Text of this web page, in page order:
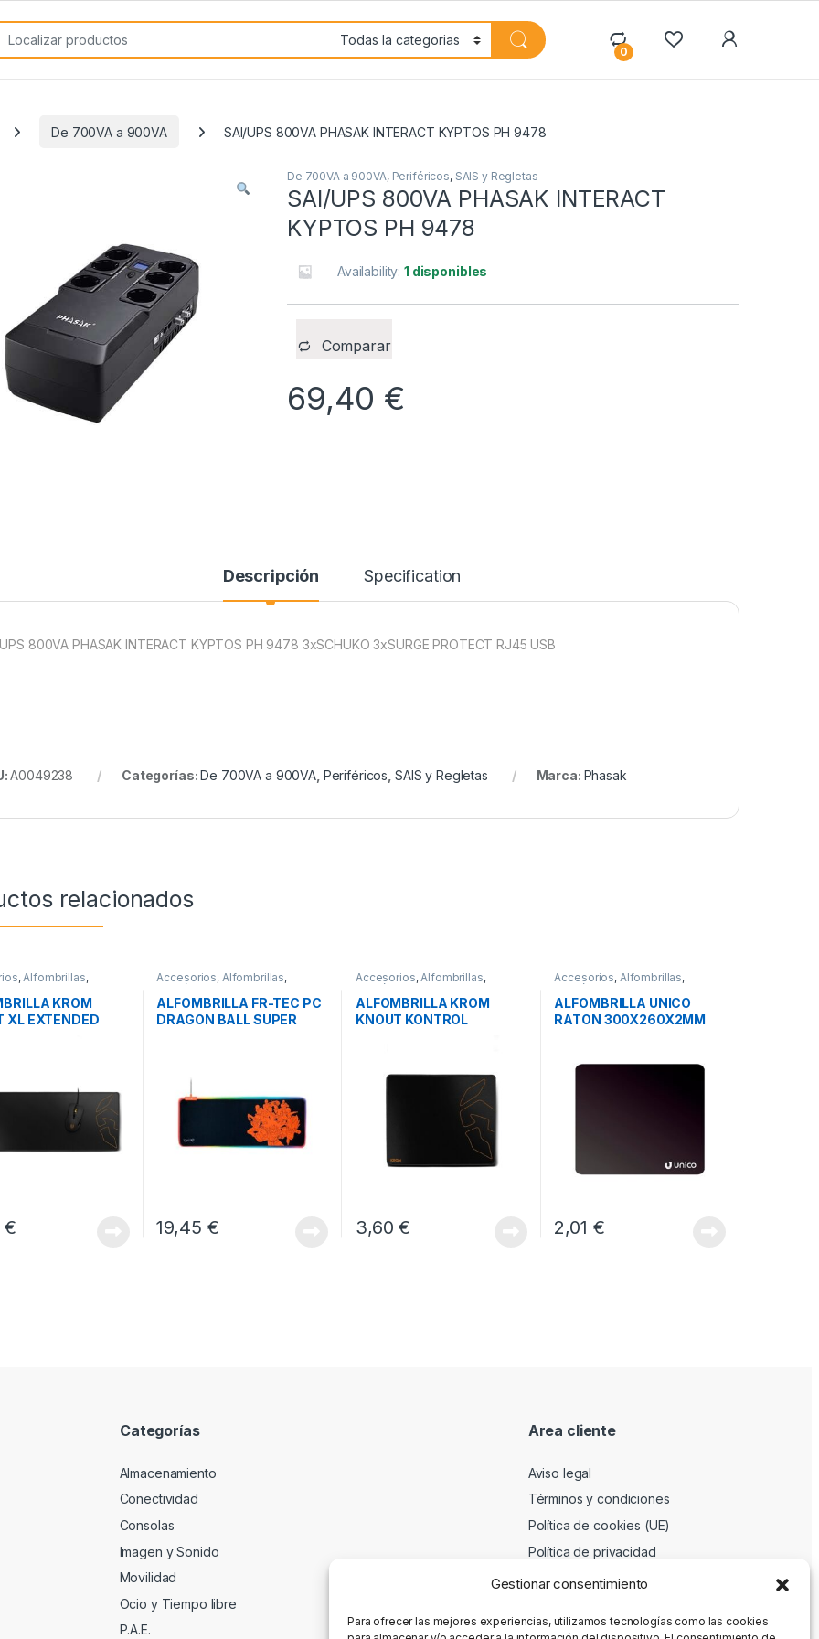
Gestionar consentimiento
Para ofrecer las mejores experiencias, utilizamos tecnologías como las cookies
for:
0
De 700VA a 900VA SAI/UPS 800VA PHASAK INTERACT KYPTOS PH 9478
De 700VA a 900VA, Periféricos, SAIS y Regletas
SAI/UPS 800VA PHASAK INTERACT
KYPTOS PH 9478
Availability:1 disponibles
Comparar
69,40 €
Descripción Specification
800VA PHASAK INTERACT KYPTOS PH 9478 3xSCHUKO 3xSURGE PROTECT RJ45 USB
A0049238 Categorías:De 700VA a 900VA Periféricos SAIS y Regletas Marca: Phasak
relacionados
,Alfombrillas,
KROM
XL EXTENDED
€
Accesorios, Alfombrillas,
Periféricos
ALFOMBRILLA FR-TEC PC
DRAGON BALL SUPER
19,45 €
Accesorios,Alfombrillas,
Periféricos
ALFOMBRILLA KROM
KNOUT KONTROL
3,60€
Accesorios, Alfombrillas,
Periféricos
ALFOMBRILLA UNICO
RATON 300X260X2MM
2,01 €
Categorías
Almacenamiento
Conectividad
Consolas
Imagen y Sonido
Movilidad
Ocio y Tiempo libre
P.A.E.
Area cliente
Aviso legal
Términos y condiciones
Política de cookies (UE)
Política de privacidad